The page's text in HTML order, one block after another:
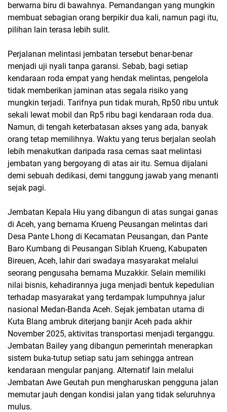
berwarna biru di bawahnya. Pemandangan yang mungkin
membuat sebagian orang berpikir dua kali, namun pagi itu,
pilihan lain terasa lebih sulit.
Perjalanan melintasi jembatan tersebut benar-benar
menjadi uji nyali tanpa garansi. Sebab, bagi setiap
kendaraan roda empat yang hendak melintas, pengelola
tidak memberikan jaminan atas segala risiko yang
mungkin terjadi. Tarifnya pun tidak murah, Rp50 ribu untuk
sekali lewat mobil dan Rp5 ribu bagi kendaraan roda dua.
Namun, di tengah keterbatasan akses yang ada, banyak
orang tetap memilihnya. Waktu yang terus berjalan seolah
lebih menakutkan daripada rasa cemas saat melintasi
jembatan yang bergoyang di atas air itu. Semua dijalani
demi sebuah dedikasi, demi tanggung jawab yang menanti
sejak pagi.
Jembatan Kepala Hiu yang dibangun di atas sungai ganas
di Aceh, yang bernama Krueng Peusangan melintas dari
Desa Pante Lhong di Kecamatan Peusangan, dan Pante
Baro Kumbang di Peusangan Siblah Krueng, Kabupaten
Bireuen, Aceh, lahir dari swadaya masyarakat melalui
seorang pengusaha bernama Muzakkir. Selain memiliki
nilai bisnis, kehadirannya juga menjadi bentuk kepedulian
terhadap masyarakat yang terdampak lumpuhnya jalur
nasional Medan-Banda Aceh. Sejak jembatan utama di
Kuta Blang ambruk diterjang banjir Aceh pada akhir
November 2025, aktivitas transportasi menjadi terganggu.
Jembatan Bailey yang dibangun pemerintah menerapkan
sistem buka-tutup setiap satu jam sehingga antrean
kendaraan mengular panjang. Alternatif lain melalui
Jembatan Awe Geutah pun mengharuskan pengguna jalan
memutar jauh dengan kondisi jalan yang tidak seluruhnya
mulus.